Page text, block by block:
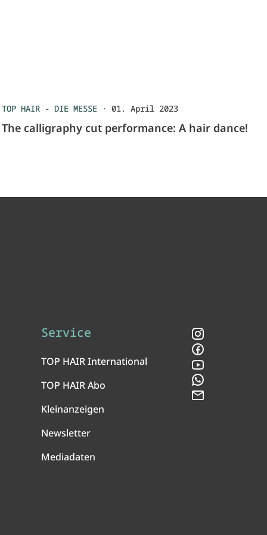
TOP HAIR - DIE MESSE· 01. April 2023
The calligraphy cut performance: A hair dance!
Service
TOP HAIR International
TOP HAIR Abo
Kleinanzeigen
Newsletter
Mediadaten